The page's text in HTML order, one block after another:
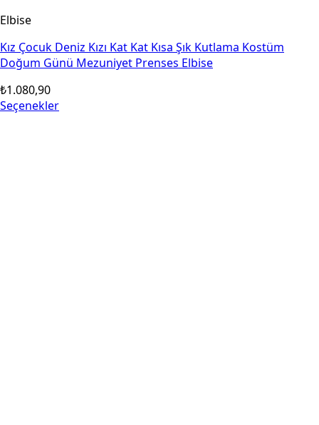
Elbise
Kız Çocuk Deniz Kızı Kat Kat Kısa Şık Kutlama Kostüm
Doğum Günü Mezuniyet Prenses Elbise
₺1.080,90
Seçenekler